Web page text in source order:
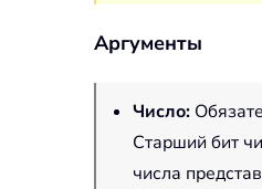
Аргументы
Число:
Старший бит
числа